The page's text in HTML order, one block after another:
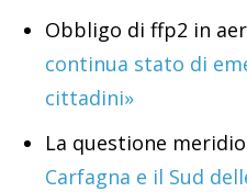
Obbligo di ffp2 in
continua stato di
cittadini»
La questione
Carfagna e il Sud